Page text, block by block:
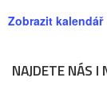
Zobrazit kalendář
NAJDETE NÁS I